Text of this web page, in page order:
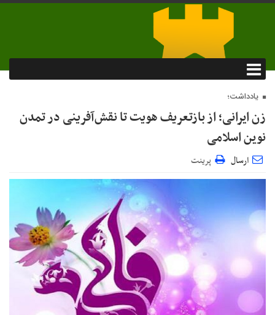
یادداشت؛
زن ایرانی؛ از بازتعریف هویت تا نقش‌آفرینی در تمدن
نوین اسلامی
ارسال پرینت